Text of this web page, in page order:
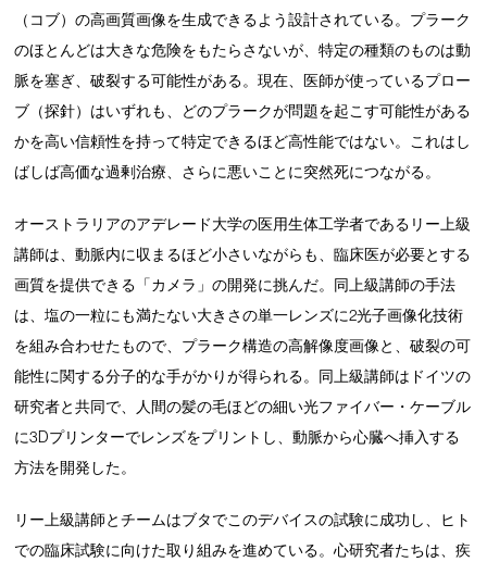
（コブ）の高画質画像を生成できるよう設計されている。プラーク
のほとんどは大きな危険をもたらさないが、特定の種類のものは動
脈を塞ぎ、破裂する可能性がある。現在、医師が使っているプロー
ブ（探針）はいずれも、どのプラークが問題を起こす可能性がある
かを高い信頼性を持って特定できるほど高性能ではない。これはし
ばしば高価な過剰治療、さらに悪いことに突然死につながる。
オーストラリアのアデレード大学の医用生体工学者であるリー上級
講師は、動脈内に収まるほど小さいながらも、臨床医が必要とする
画質を提供できる「カメラ」の開発に挑んだ。同上級講師の手法
は、塩の一粒にも満たない大きさの単一レンズに2光子画像化技術
を組み合わせたもので、プラーク構造の高解像度画像と、破裂の可
能性に関する分子的な手がかりが得られる。同上級講師はドイツの
研究者と共同で、人間の髪の毛ほどの細い光ファイバー・ケーブル
に3Dプリンターでレンズをプリントし、動脈から心臓へ挿入する
方法を開発した。
リー上級講師とチームはブタでこのデバイスの試験に成功し、ヒト
での臨床試験に向けた取り組みを進めている。心研究者たちは、疾